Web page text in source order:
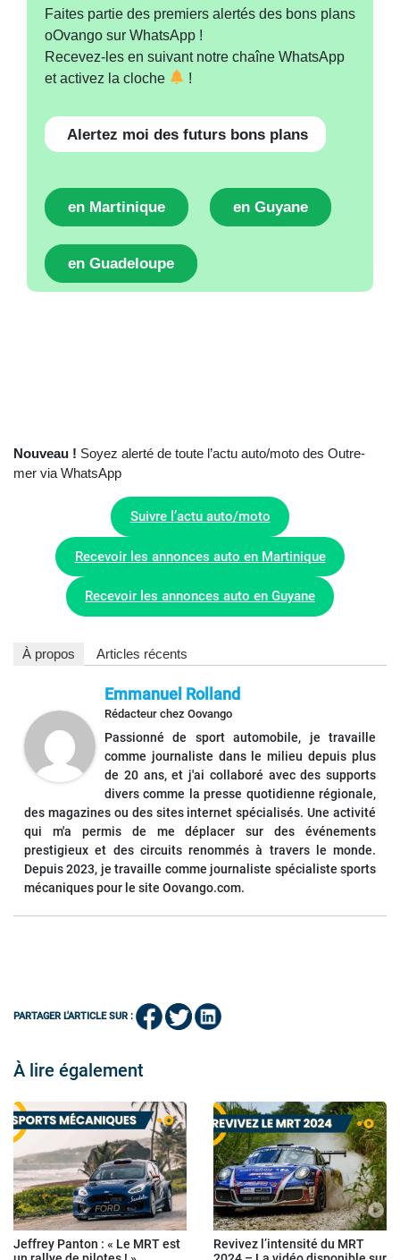
Faites partie des premiers alertés des bons plans
oOvango sur WhatsApp !
Recevez-les en suivant notre chaîne WhatsApp
et activez la cloche
!
Alertez moi des futurs bons plans
en Martinique en Guyane
en Guadeloupe
Nouveau ! Soyez alerté de toute l’actu auto/moto des Outre-
mer via WhatsApp
Suivre l’actu auto/moto
Recevoir les annonces auto en Martinique
Recevoir les annonces auto en Guyane
À propos Articles récents
Emmanuel Rolland
Rédacteur chez Oovango
Passionné de sport automobile, je travaille
comme journaliste dans le milieu depuis plus
de 20 ans, et j'ai collaboré avec des supports
divers comme la presse quotidienne régionale,
des magazines ou des sites internet spécialisés. Une activité
qui m'a permis de me déplacer sur des événements
prestigieux et des circuits renommés à travers le monde.
Depuis 2023, je travaille comme journaliste spécialiste sports
mécaniques pour le site Oovango.com.
PARTAGER L'ARTICLE SUR :
À lire également
Jeffrey Panton : « Le MRT est
Revivez l’intensité du MRT